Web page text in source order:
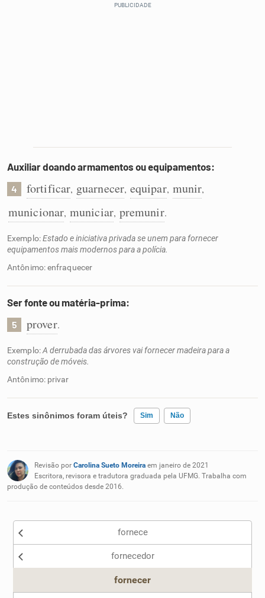
Auxiliar doando armamentos ou equipamentos:
4 fortificar, guarnecer, equipar, munir,
municionar, municiar, premunir.
Exemplo:Estado e iniciativa privada se unem para fornecer
equipamentos mais modernos para a polícia.
Antônimo: enfraquecer
Ser fonte ou matéria-prima:
5 prover.
Exemplo:A derrubada das árvores vai fornecer madeira para a
construção de móveis.
Antônimo: privar
Estes sinônimos foram úteis? Sim Não
Nenhum dos sinônimos apresentados me ajudou
Revisão por Carolina Sueto Moreira em janeiro de 2021
Escritora, revisora e tradutora graduada pela UFMG. Trabalha com
produção de conteúdos desde 2016.
fornece
fornecedor
fornecer